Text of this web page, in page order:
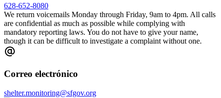
628-652-8080
We return voicemails Monday through Friday, 9am to 4pm. All calls
are confidential as much as possible while complying with
mandatory reporting laws. You do not have to give your name,
though it can be difficult to investigate a complaint without one.
Correo electrónico
shelter.monitoring@sfgov.org